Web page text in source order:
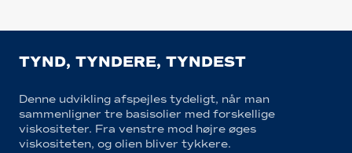
TYND, TYNDERE, TYNDEST
Denne udvikling afspejles tydeligt, når man
sammenligner tre basisolier med forskellige
viskositeter. Fra venstre mod højre øges
viskositeten, og olien bliver tykkere.